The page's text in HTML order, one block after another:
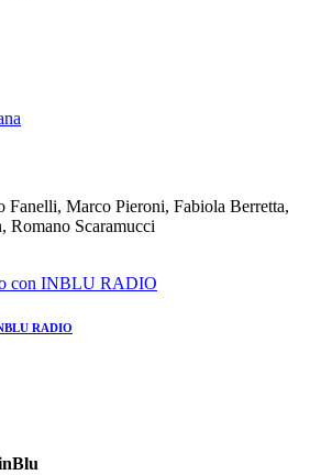
Fanelli, Marco Pieroni, Fabiola Berretta,
Romano Scaramucci
RADIO